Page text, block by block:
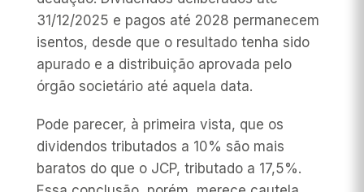
31/12/2025 e pagos até 2028 permanecem
isentos, desde que o resultado tenha sido
apurado e a distribuição aprovada pelo
órgão societário até aquela data.
Pode parecer, à primeira vista, que os
dividendos tributados a 10% são mais
baratos do que o JCP, tributado a 17,5%.